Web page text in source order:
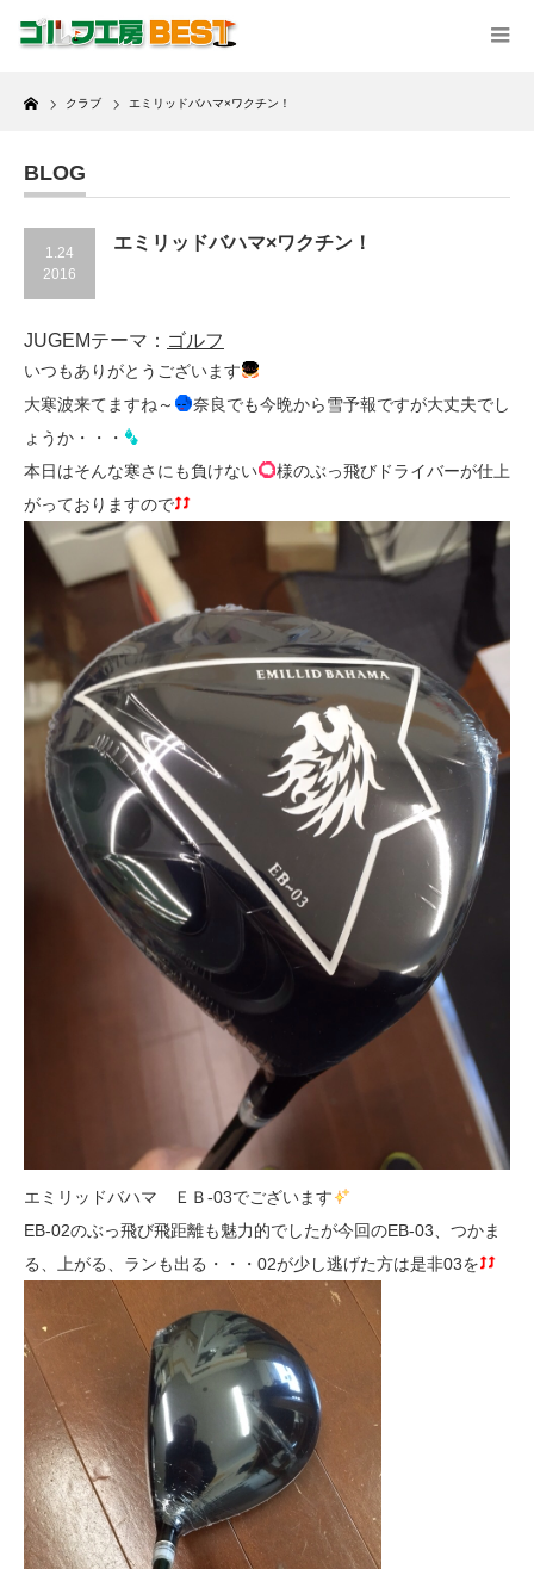
Home
クラブ エミリッドバハマ×ワクチン！
BLOG
1.24
2016
エミリッドバハマ×ワクチン！
JUGEMテーマ： ゴルフ
いつもありがとうございます
大寒波来てますね～
奈良でも今晩から雪予報ですが大丈夫でし
ょうか・・・
本日はそんな寒さにも負けない
様のぶっ飛びドライバーが仕上
がっておりますので
エミリッドバハマ ＥＢ-03でございます
EB-02のぶっ飛び飛距離も魅力的でしたが今回のEB-03、つかま
る、上がる、ランも出る・・・02が少し逃げた方は是非03を